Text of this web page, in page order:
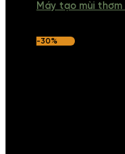
Máy tạo mùi thơm
-30%